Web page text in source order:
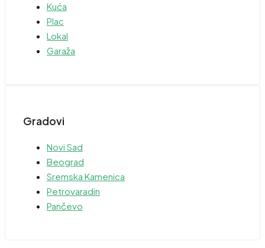
Kuća
Plac
Lokal
Garaža
Gradovi
Novi Sad
Beograd
Sremska Kamenica
Petrovaradin
Pančevo